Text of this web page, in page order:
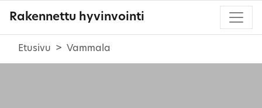
Rakennettu hyvinvointi
Etusivu Vammala